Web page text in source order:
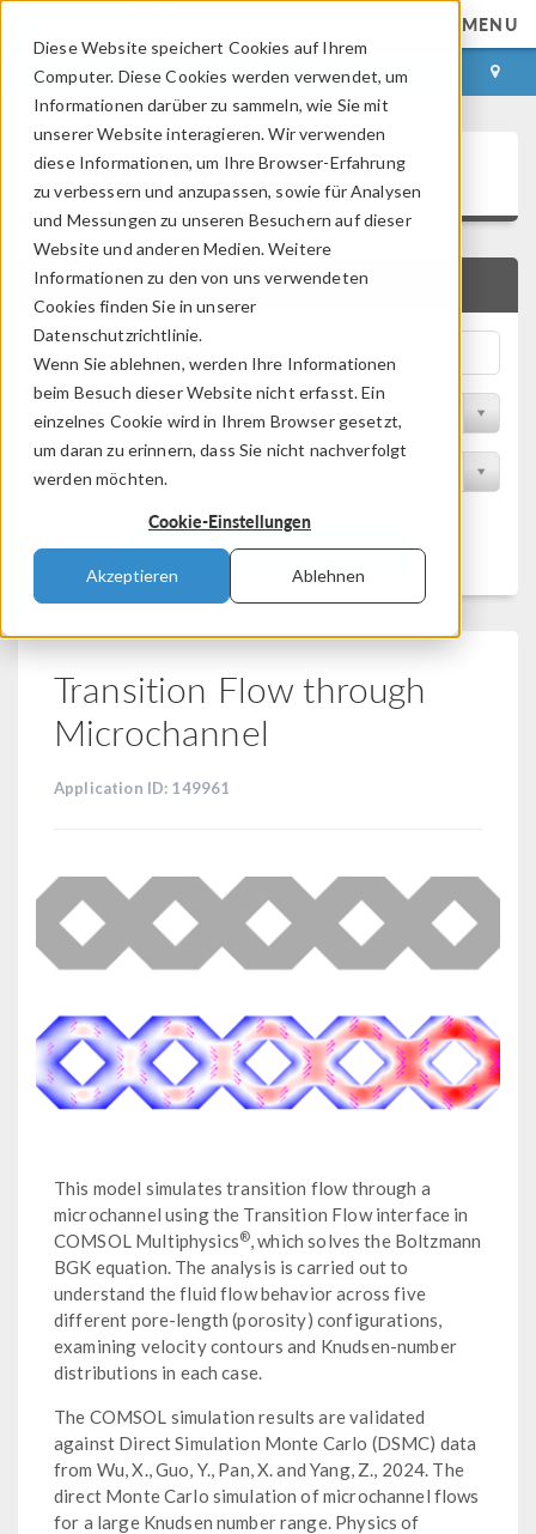
Diese Website speichert Cookies auf Ihrem
Computer. Diese Cookies werden verwendet, um
Informationen darüber zu sammeln, wie Sie mit
unserer Website interagieren. Wir verwenden
diese Informationen, um Ihre Browser-Erfahrung
zu verbessern und anzupassen, sowie für Analysen
und Messungen zu unseren Besuchern auf dieser
Website und anderen Medien. Weitere
Informationen zu den von uns verwendeten
Cookies finden Sie in unserer
Datenschutzrichtlinie.
Wenn Sie ablehnen, werden Ihre Informationen
beim Besuch dieser Website nicht erfasst. Ein
einzelnes Cookie wird in Ihrem Browser gesetzt,
um daran zu erinnern, dass Sie nicht nachverfolgt
werden möchten.
Cookie-Einstellungen
Akzeptieren Ablehnen
MENU
ANMELDEN KONTAKT
Application Gallery
SCHNELLSUCHE
Nach Themenbereich filtern
Nach Produkt filtern
Filtern
Transition Flow through
Microchannel
Application ID: 149961
This model simulates transition flow through a
microchannel using the Transition Flow interface in
COMSOL Multiphysics®, which solves the Boltzmann
BGK equation. The analysis is carried out to
understand the fluid flow behavior across five
different pore-length (porosity) configurations,
examining velocity contours and Knudsen-number
distributions in each case.
The COMSOL simulation results are validated
against Direct Simulation Monte Carlo (DSMC) data
from Wu, X., Guo, Y., Pan, X. and Yang, Z., 2024. The
direct Monte Carlo simulation of microchannel flows
for a large Knudsen number range. Physics of